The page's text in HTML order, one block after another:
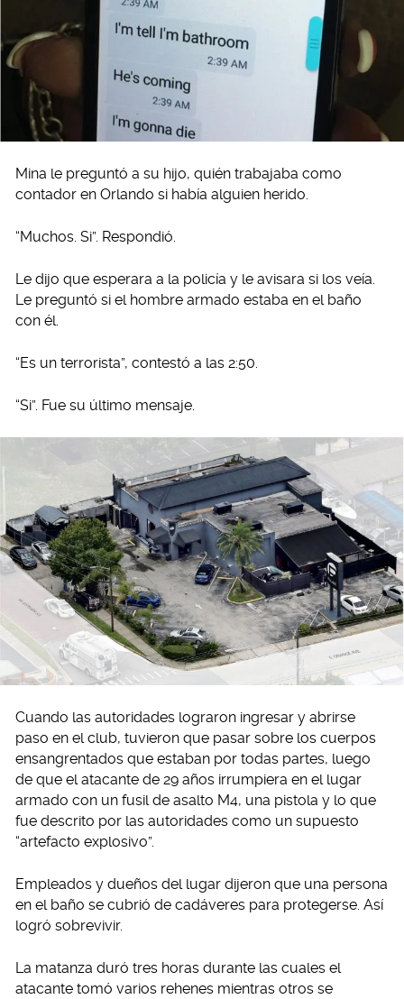
Mina le preguntó a su hijo, quién trabajaba como
contador en Orlando si había alguien herido.
“Muchos. Si”. Respondió.
Le dijo que esperara a la policía y le avisara si los veía.
Le preguntó si el hombre armado estaba en el baño
con él.
“Es un terrorista”, contestó a las 2:50.
“Si”. Fue su último mensaje.
Cuando las autoridades lograron ingresar y abrirse
paso en el club, tuvieron que pasar sobre los cuerpos
ensangrentados que estaban por todas partes, luego
de que el atacante de 29 años irrumpiera en el lugar
armado con un fusil de asalto M4, una pistola y lo que
fue descrito por las autoridades como un supuesto
“artefacto explosivo”.
Empleados y dueños del lugar dijeron que una persona
en el baño se cubrió de cadáveres para protegerse. Así
logró sobrevivir.
La matanza duró tres horas durante las cuales el
atacante tomó varios rehenes mientras otros se